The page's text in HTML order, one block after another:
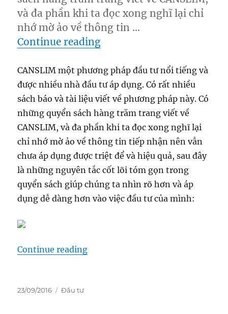
và đa phần khi ta đọc xong nghĩ lại chỉ
nhớ mờ ảo về thông tin …
Continue reading“Đầu tư theo phương
CANSLIM một phương pháp đầu tư nổi tiếng và
được nhiều nhà đầu tư áp dụng. Có rất nhiều
sách báo và tài liệu viết về phương pháp này. Có
những quyển sách hàng trăm trang viết về
CANSLIM, và đa phần khi ta đọc xong nghĩ lại
chỉ nhớ mờ ảo về thông tin tiếp nhận nên vẫn
chưa áp dụng được triệt để và hiệu quả, sau đây
là những nguyên tắc cốt lõi tóm gọn trong
quyển sách giúp chúng ta nhìn rõ hơn và áp
dụng dễ dàng hơn vào việc đầu tư của mình:
Continue reading“Đầu tư theo phương pháp
Posted
23/09/2016 Categories
Đầu tư